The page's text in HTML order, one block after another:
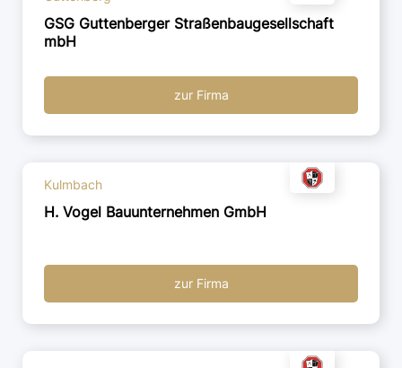
GSG Guttenberger Straßenbaugesellschaft
mbH
zur Firma
Kulmbach
H. Vogel Bauunternehmen GmbH
zur Firma